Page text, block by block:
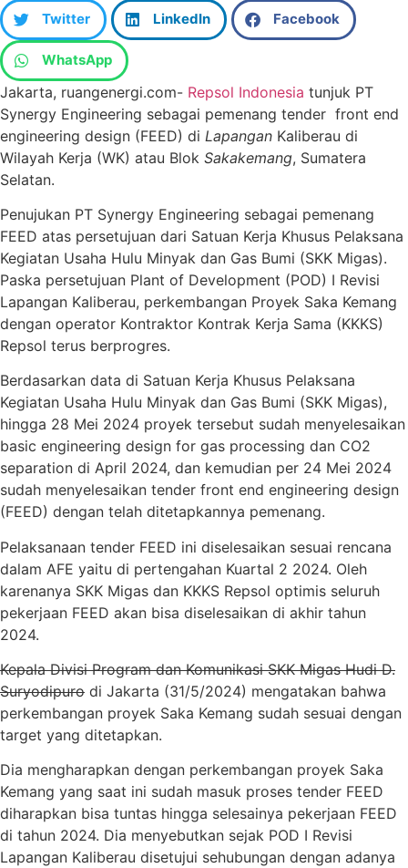
Twitter LinkedIn Facebook
WhatsApp
Jakarta, ruangenergi.com- Repsol Indonesia tunjuk PT
Synergy Engineering sebagai pemenang tender front end
engineering design (FEED) di Lapangan Kaliberau di
Wilayah Kerja (WK) atau Blok Sakakemang, Sumatera
Selatan.
Penujukan PT Synergy Engineering sebagai pemenang
FEED atas persetujuan dari Satuan Kerja Khusus Pelaksana
Kegiatan Usaha Hulu Minyak dan Gas Bumi (SKK Migas).
Paska persetujuan Plant of Development (POD) I Revisi
Lapangan Kaliberau, perkembangan Proyek Saka Kemang
dengan operator Kontraktor Kontrak Kerja Sama (KKKS)
Repsol terus berprogres.
Berdasarkan data di Satuan Kerja Khusus Pelaksana
Kegiatan Usaha Hulu Minyak dan Gas Bumi (SKK Migas),
hingga 28 Mei 2024 proyek tersebut sudah menyelesaikan
basic engineering design for gas processing dan CO2
separation di April 2024, dan kemudian per 24 Mei 2024
sudah menyelesaikan tender front end engineering design
(FEED) dengan telah ditetapkannya pemenang.
Pelaksanaan tender FEED ini diselesaikan sesuai rencana
dalam AFE yaitu di pertengahan Kuartal 2 2024. Oleh
karenanya SKK Migas dan KKKS Repsol optimis seluruh
pekerjaan FEED akan bisa diselesaikan di akhir tahun
2024.
Kepala Divisi Program dan Komunikasi SKK Migas Hudi D.
Suryodipuro di Jakarta (31/5/2024) mengatakan bahwa
perkembangan proyek Saka Kemang sudah sesuai dengan
target yang ditetapkan.
Dia mengharapkan dengan perkembangan proyek Saka
Kemang yang saat ini sudah masuk proses tender FEED
diharapkan bisa tuntas hingga selesainya pekerjaan FEED
di tahun 2024. Dia menyebutkan sejak POD I Revisi
Lapangan Kaliberau disetujui sehubungan dengan adanya